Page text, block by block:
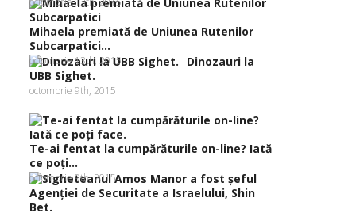
Mihaela premiată de Uniunea Rutenilor
Subcarpatici...
octombrie 13th, 2015
Dinozauri la
UBB Sighet.
octombrie 9th, 2015
Te-ai fentat la cumpărăturile on-line? Iată
ce poţi...
octombrie 9th, 2015